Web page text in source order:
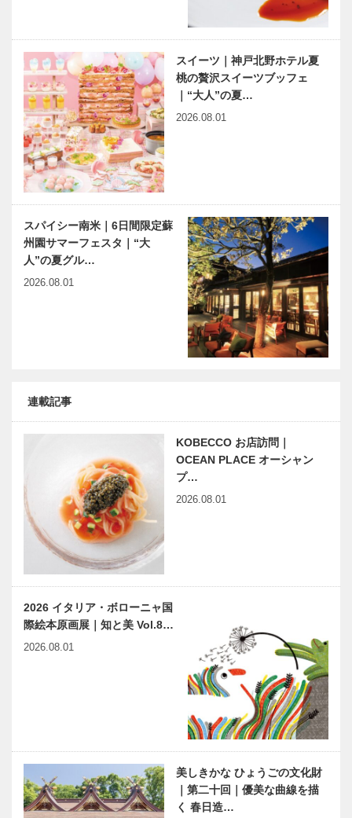
スイーツ｜神戸北野ホテル夏
桃の贅沢スイーツブッフェ
｜“大人”の夏…
2026.08.01
スパイシー南米｜6日間限定蘇
州園サマーフェスタ｜“大
人”の夏グル…
2026.08.01
連載記事
KOBECCO お店訪問｜
OCEAN PLACE オーシャン
プ…
2026.08.01
2026 イタリア・ボローニャ国
際絵本原画展｜知と美 Vol.8…
2026.08.01
美しきかな ひょうごの文化財
｜第二十回｜優美な曲線を描
く 春日造…